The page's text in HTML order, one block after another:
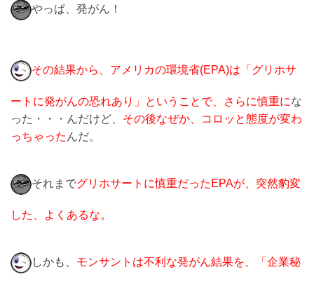
やっぱ、発がん！
その結果から、アメリカの環境省(EPA)は「グリホサ
ートに発がんの恐れあり」ということで、さらに慎重にな
った・・・んだけど、 その後なぜか、コロッと態度が変わ
っちゃった んだ。
それまでグリホサートに慎重だったEPAが、突然豹変
した、よくあるな。
しかも、 モンサントは不利な発がん結果を、「企業秘